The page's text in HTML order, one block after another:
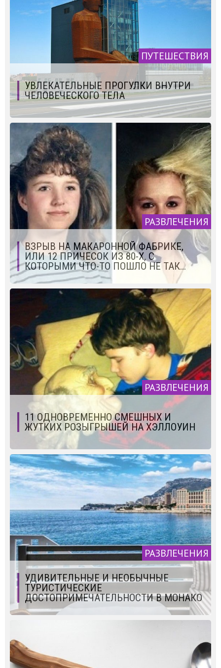
ПУТЕШЕСТВИЯ
УВЛЕКАТЕЛЬНЫЕ ПРОГУЛКИ ВНУТРИ
ЧЕЛОВЕЧЕСКОГО ТЕЛА
РАЗВЛЕЧЕНИЯ
ВЗРЫВ НА МАКАРОННОЙ ФАБРИКЕ,
ИЛИ 12 ПРИЧЕСОК ИЗ 80-Х, С
КОТОРЫМИ ЧТО-ТО ПОШЛО НЕ ТАК...
РАЗВЛЕЧЕНИЯ
11 ОДНОВРЕМЕННО СМЕШНЫХ И
ЖУТКИХ РОЗЫГРЫШЕЙ НА ХЭЛЛОУИН
РАЗВЛЕЧЕНИЯ
УДИВИТЕЛЬНЫЕ И НЕОБЫЧНЫЕ
ТУРИСТИЧЕСКИЕ
ДОСТОПРИМЕЧАТЕЛЬНОСТИ В МОНАКО